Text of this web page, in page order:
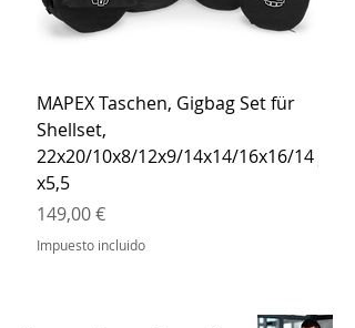
MAPEX Taschen, Gigbag Set für
Shellset,
22x20/10x8/12x9/14x14/16x16/14
x5,5
Precio
149,00 €
Impuesto incluido